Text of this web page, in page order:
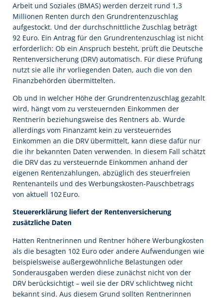
Arbeit und Soziales (BMAS) werden derzeit rund 1,3
Millionen Renten durch den Grundrentenzuschlag
aufgestockt. Und der durchschnittliche Zuschlag beträgt
92 Euro. Ein Antrag für den Grundrentenzuschlag ist nicht
erforderlich: Ob ein Anspruch besteht, prüft die Deutsche
Rentenversicherung (DRV) automatisch. Für diese Prüfung
nutzt sie alle ihr vorliegenden Daten, auch die von den
Finanzbehörden übermittelten.
Ob und in welcher Höhe der Grundrentenzuschlag gezahlt
wird, hängt vom zu versteuernden Einkommen der
Rentnerin beziehungsweise des Rentners ab. Wurde
allerdings vom Finanzamt kein zu versteuerndes
Einkommen an die DRV übermittelt, kann diese dafür nur
die ihr bekannten Daten verwenden. In diesem Fall schätzt
die DRV das zu versteuernde Einkommen anhand der
eigenen Rentenzahlungen, abzüglich des steuerfreien
Rentenanteils und des Werbungskosten-Pauschbetrags
von aktuell 102 Euro.
Steuererklärung liefert der Rentenversicherung
zusätzliche Daten
Hatten Rentnerinnen und Rentner höhere Werbungkosten
als die besagten 102 Euro oder andere Aufwendungen wie
beispielsweise außergewöhnliche Belastungen oder
Sonderausgaben werden diese zunächst nicht von der
DRV berücksichtigt – weil sie der DRV schlichtweg nicht
bekannt sind. Aus diesem Grund sollten Rentnerinnen